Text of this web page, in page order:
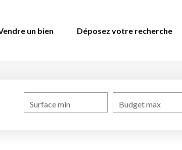
un bien Déposez votre recherche
Surface min Budget max